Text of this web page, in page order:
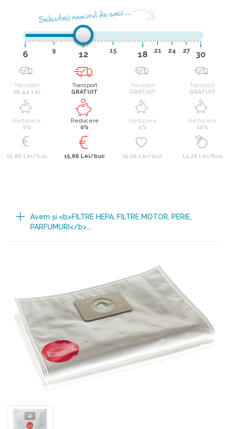
Selectaţi numărul de saci …
6 9 12 15 18 21 24 27 30
Transport
26,44 Lei
Reducere
0%
15,86 Lei/buc
Transport
GRATUIT
Reducere
0%
15,86 Lei/buc
Transport
GRATUIT
Reducere
5%
15,06 Lei/buc
Transport
GRATUIT
Reducere
10%
14,28 Lei/buc
Avem şi <b>FILTRE HEPA, FILTRE MOTOR, PERIE,
PARFUMURI</b>...